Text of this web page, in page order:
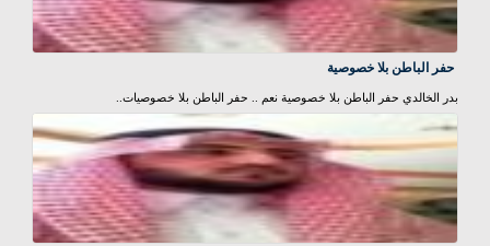
حفر الباطن بلا خصوصية
بدر الخالدي حفر الباطن بلا خصوصية نعم .. حفر الباطن بلا خصوصيات..